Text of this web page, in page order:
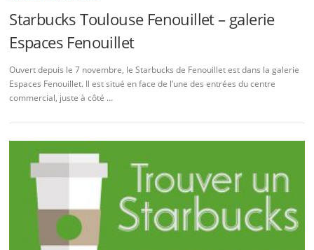
Starbucks Toulouse Fenouillet – galerie
Espaces Fenouillet
Ouvert depuis le 7 novembre, le Starbucks de Fenouillet est dans la galerie
Espaces Fenouillet. Il est situé en face de l’une des entrées du centre
commercial, juste à côté …